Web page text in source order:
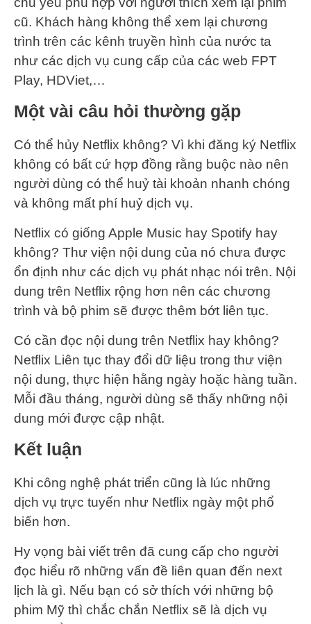
cũ. Khách hàng không thể xem lại chương
trình trên các kênh truyền hình của nước ta
như các dịch vụ cung cấp của các web FPT
Play, HDViet,…
Một vài câu hỏi thường gặp
Có thể hủy Netflix không? Vì khi đăng ký Netflix
không có bất cứ hợp đồng rằng buộc nào nên
người dùng có thể huỷ tài khoản nhanh chóng
và không mất phí huỷ dịch vụ.
Netflix có giống Apple Music hay Spotify hay
không? Thư viện nội dung của nó chưa được
ổn định như các dịch vụ phát nhạc nói trên. Nội
dung trên Netflix rộng hơn nên các chương
trình và bộ phim sẽ được thêm bớt liên tục.
Có cần đọc nội dung trên Netflix hay không?
Netflix Liên tục thay đổi dữ liệu trong thư viện
nội dung, thực hiện hằng ngày hoặc hàng tuần.
Mỗi đầu tháng, người dùng sẽ thấy những nội
dung mới được cập nhật.
Kết luận
Khi công nghệ phát triển cũng là lúc những
dịch vụ trực tuyến như Netflix ngày một phổ
biến hơn.
Hy vọng bài viết trên đã cung cấp cho người
đọc hiểu rõ những vấn đề liên quan đến next
lịch là gì. Nếu bạn có sở thích với những bộ
phim Mỹ thì chắc chắn Netflix sẽ là dịch vụ